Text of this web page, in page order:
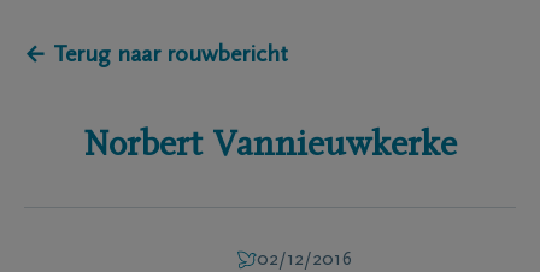
← Terug naar rouwbericht
Norbert Vannieuwkerke
02/12/2016